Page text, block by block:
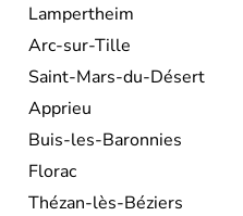
Lampertheim
Arc-sur-Tille
Saint-Mars-du-Désert
Apprieu
Buis-les-Baronnies
Florac
Thézan-lès-Béziers